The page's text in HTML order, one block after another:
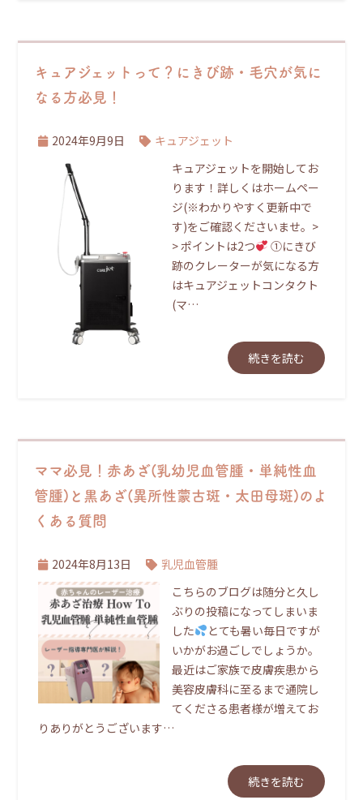
キュアジェットって？にきび跡・毛穴が気に
なる方必見！
2024年9月9日
キュアジェット
キュアジェットを開始してお
ります！詳しくはホームペー
ジ(※わかりやすく更新中で
す)をご確認くださいませ。>
> ポイントは2つ
①にきび
跡のクレーターが気になる方
はキュアジェットコンタクト
(マ…
続きを読む
ママ必見！赤あざ(乳幼児血管腫・単純性血
管腫)と黒あざ(異所性蒙古斑・太田母斑)のよ
くある質問
2024年8月13日
乳児血管腫
こちらのブログは随分と久し
ぶりの投稿になってしまいま
した
とても暑い毎日ですが
いかがお過ごしでしょうか。
最近はご家族で皮膚疾患から
美容皮膚科に至るまで通院し
てくださる患者様が増えてお
りありがとうございます…
続きを読む